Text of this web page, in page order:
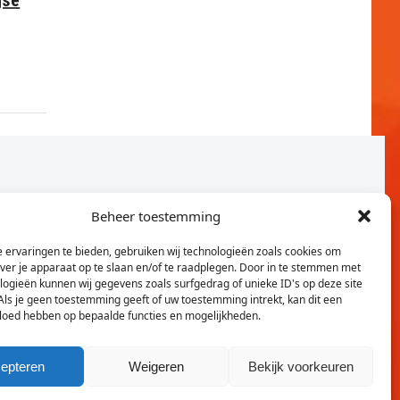
Beheer toestemming
ervaringen te bieden, gebruiken wij technologieën zoals cookies om
je apparaat op te slaan en/of te raadplegen. Door in te stemmen met
kunnen wij gegevens zoals surfgedrag of unieke ID's op deze site
je geen toestemming geeft of uw toestemming intrekt, kan dit een
hebben op bepaalde functies en mogelijkheden.
Weigeren Bekijk voorkeuren
Twitter